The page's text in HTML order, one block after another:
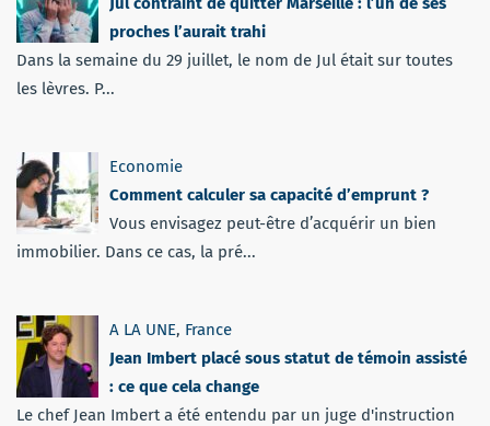
proches l’aurait trahi
Dans la semaine du 29 juillet, le nom de Jul était sur toutes
les lèvres. P...
Economie
Comment calculer sa capacité d’emprunt ?
Vous envisagez peut-être d’acquérir un bien
immobilier. Dans ce cas, la pré...
A LA UNE, France
Jean Imbert placé sous statut de témoin assisté
: ce que cela change
Le chef Jean Imbert a été entendu par un juge d'instruction